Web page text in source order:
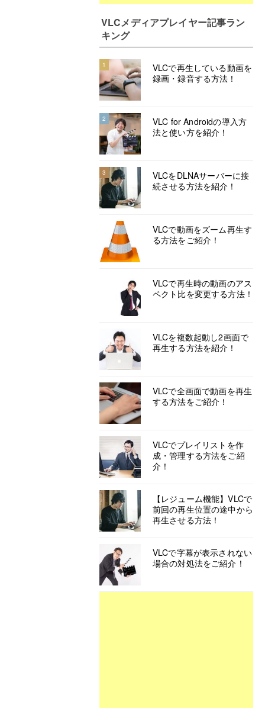
VLCメディアプレイヤー記事ラン
キング
1
VLCで再生している動画を
録画・録音する方法！
2
VLC for Androidの導入方
法と使い方を紹介！
3
VLCをDLNAサーバーに接
続させる方法を紹介！
VLCで動画をズーム再生す
る方法をご紹介！
VLCで再生時の動画のアス
ペクト比を変更する方法！
VLCを複数起動し2画面で
再生する方法を紹介！
VLCで全画面で動画を再生
する方法をご紹介！
VLCでプレイリストを作
成・管理する方法をご紹
介！
【レジューム機能】VLCで
前回の再生位置の途中から
再生させる方法！
VLCで字幕が表示されない
場合の対処法をご紹介！